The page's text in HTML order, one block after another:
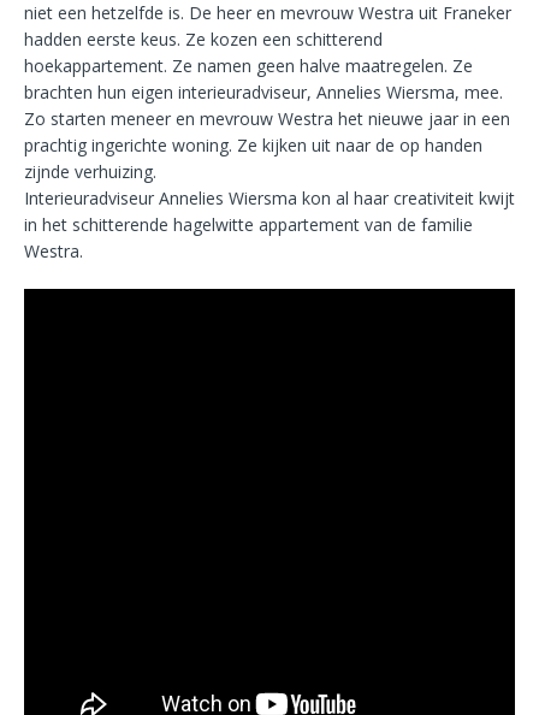
niet een hetzelfde is. De heer en mevrouw Westra uit Franeker
hadden eerste keus. Ze kozen een schitterend
hoekappartement. Ze namen geen halve maatregelen. Ze
brachten hun eigen interieuradviseur, Annelies Wiersma, mee.
Zo starten meneer en mevrouw Westra het nieuwe jaar in een
prachtig ingerichte woning. Ze kijken uit naar de op handen
zijnde verhuizing.
Interieuradviseur Annelies Wiersma kon al haar creativiteit kwijt
in het schitterende hagelwitte appartement van de familie
Westra.